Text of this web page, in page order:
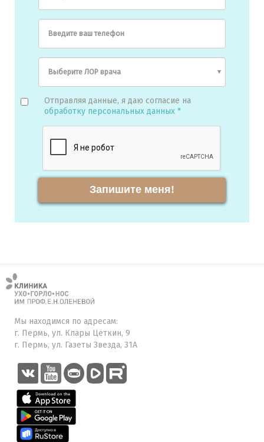
Введите ваш телефон
Отправляя данные, я даю согласие на
обработку персональных данных *
Запишите меня!
Мы находимся по адресам:
г. Пермь, ул. Клары Цеткин, 9
г. Пермь, ул. Газеты Звезда, 31А